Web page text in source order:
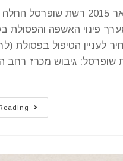
בפברואר 2015 רשת שופרסל
פינוי האשפה והפסולת
לעניין הטיפול בפסולת
שופרסל: גיבוש מכרז רחב